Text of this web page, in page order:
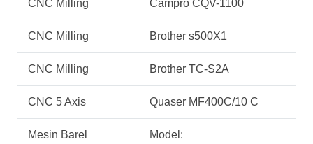
CNC Milling Campro CQV-1100
CNC Milling Brother s500X1
CNC Milling Brother TC-S2A
CNC 5 Axis Quaser MF400C/10 C
Mesin Barel Model: